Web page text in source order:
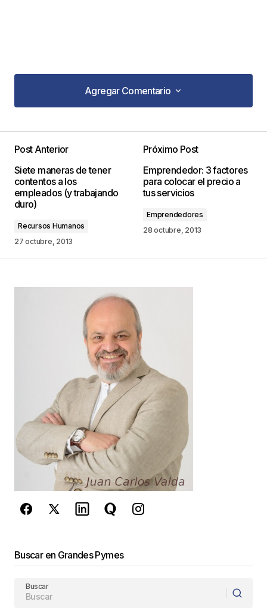
Agregar Comentario
Agregar Comentario
publicada. Los campos obligatorios están
marcados con
Your Name*
Guarda mi nombre, correo electrónico y web en
este navegador para la próxima vez que
comente.
Este sitio esta protegido por
reCAPTCHA y la
Política de
privacidady losTérminos del servicio
de Googlese aplican.
Enviar Comentario
Post Anterior
Siete maneras de tener
contentos a los
empleados (y trabajando
duro)
Recursos Humanos
27 octubre, 2013
Próximo Post
Emprendedor: 3 factores
para colocar el precio a
tus servicios
Emprendedores
28 octubre, 2013
Buscar en Grandes Pymes
Buscar